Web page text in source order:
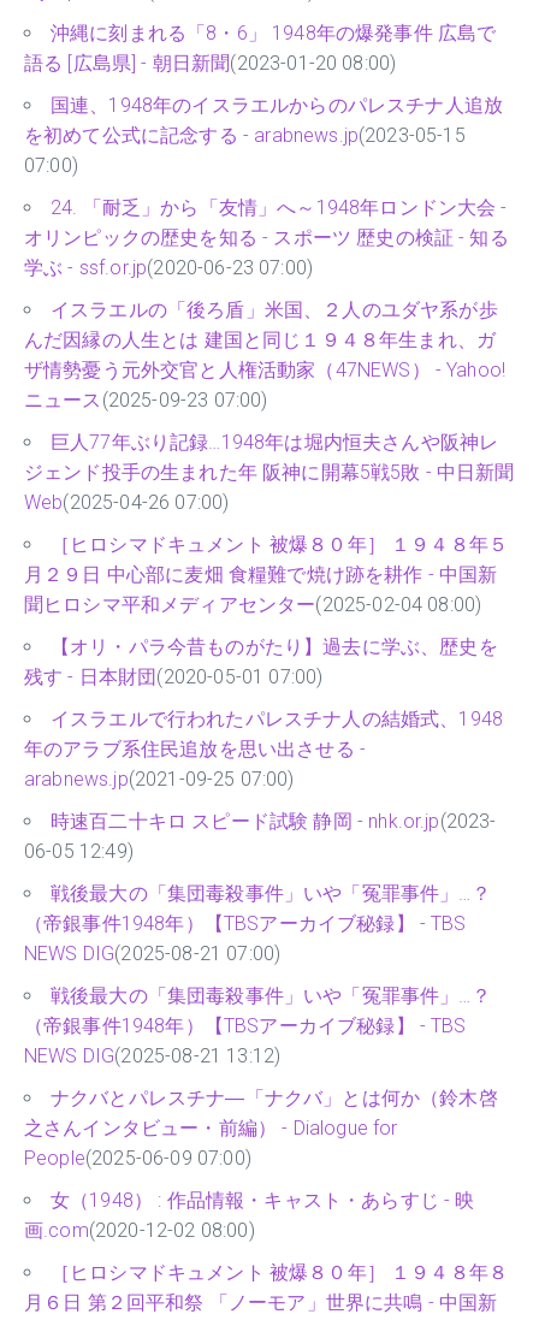
沖縄に刻まれる「8・6」 1948年の爆発事件 広島で
語る [広島県] - 朝日新聞(2023-01-20 08:00)
国連、1948年のイスラエルからのパレスチナ人追放
を初めて公式に記念する - arabnews.jp(2023-05-15
07:00)
24. 「耐乏」から「友情」へ～1948年ロンドン大会 -
オリンピックの歴史を知る - スポーツ 歴史の検証 - 知る
学ぶ - ssf.or.jp(2020-06-23 07:00)
イスラエルの「後ろ盾」米国、２人のユダヤ系が歩
んだ因縁の人生とは 建国と同じ１９４８年生まれ、ガ
ザ情勢憂う元外交官と人権活動家（47NEWS） - Yahoo!
ニュース (2025-09-23 07:00)
巨人77年ぶり記録…1948年は堀内恒夫さんや阪神レ
ジェンド投手の生まれた年 阪神に開幕5戦5敗 - 中日新聞
Web(2025-04-26 07:00)
［ヒロシマドキュメント 被爆８０年］ １９４８年５
月２９日 中心部に麦畑 食糧難で焼け跡を耕作 - 中国新
聞ヒロシマ平和メディアセンター(2025-02-04 08:00)
【オリ・パラ今昔ものがたり】過去に学ぶ、歴史を
残す - 日本財団 (2020-05-01 07:00)
イスラエルで行われたパレスチナ人の結婚式、1948
年のアラブ系住民追放を思い出させる -
arabnews.jp(2021-09-25 07:00)
時速百二十キロ スピード試験 静岡 - nhk.or.jp(2023-
06-05 12:49)
戦後最大の「集団毒殺事件」いや「冤罪事件」…？
（帝銀事件1948年）【TBSアーカイブ秘録】 - TBS
NEWS DIG(2025-08-21 07:00)
戦後最大の「集団毒殺事件」いや「冤罪事件」…？
（帝銀事件1948年）【TBSアーカイブ秘録】 - TBS
NEWS DIG(2025-08-21 13:12)
ナクバとパレスチナ―「ナクバ」とは何か（鈴木啓
之さんインタビュー・前編） - Dialogue for
People(2025-06-09 07:00)
女（1948） : 作品情報・キャスト・あらすじ - 映
画.com(2020-12-02 08:00)
［ヒロシマドキュメント 被爆８０年］ １９４８年８
月６日 第２回平和祭 「ノーモア」世界に共鳴 - 中国新